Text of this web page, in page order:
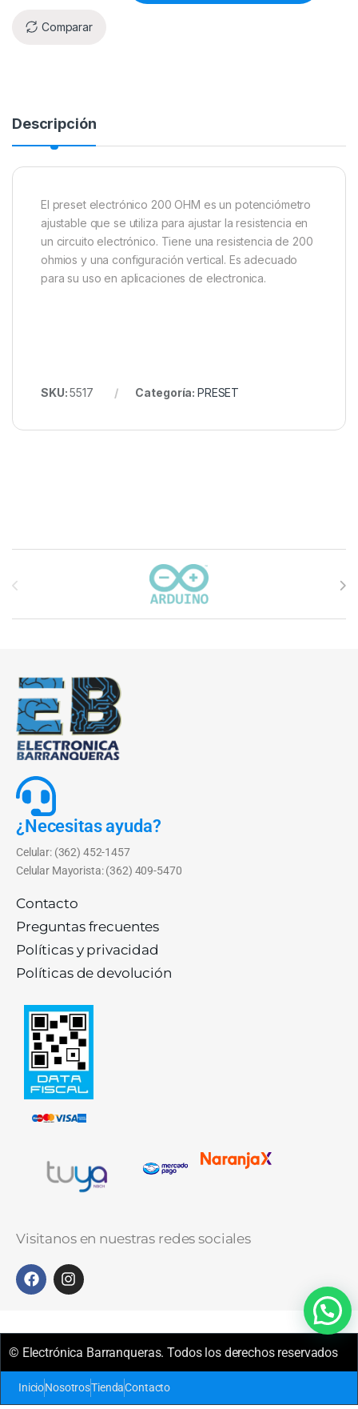
Comparar
Descripción
El preset electrónico 200 OHM es un potenciómetro
ajustable que se utiliza para ajustar la resistencia en
un circuito electrónico. Tiene una resistencia de 200
ohmios y una configuración vertical. Es adecuado
para su uso en aplicaciones de electronica.
SKU:5517 Categoría: PRESET
Carrusel de marcas
¿Necesitas ayuda?
Celular: (362) 452-1457
Celular Mayorista: (362) 409-5470
Contacto
Preguntas frecuentes
Políticas y privacidad
Políticas de devolución
Visitanos en nuestras redes sociales
© Electrónica Barranqueras. Todos los derechos reservados
InicioNosotrosTiendaContacto